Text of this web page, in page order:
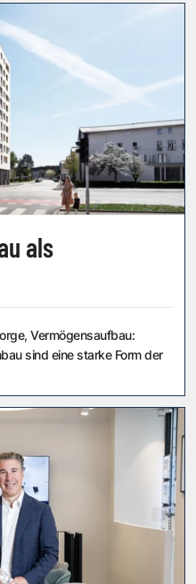
als
Vermögensaufbau:
sind eine starke Form der